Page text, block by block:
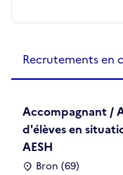
Recrutements en
Accompagnant /
d'élèves en
AESH
Bron (69)